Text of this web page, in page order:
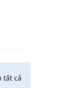
tất cả